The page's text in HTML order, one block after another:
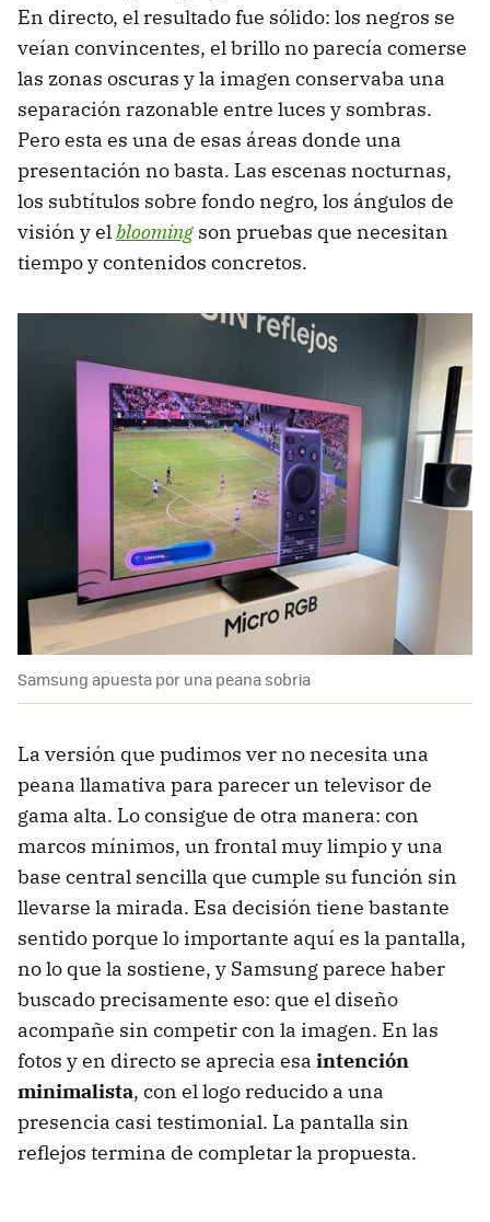
En directo, el resultado fue sólido: los negros se
veían convincentes, el brillo no parecía comerse
las zonas oscuras y la imagen conservaba una
separación razonable entre luces y sombras.
Pero esta es una de esas áreas donde una
presentación no basta. Las escenas nocturnas,
los subtítulos sobre fondo negro, los ángulos de
visión y elblooming son pruebas que necesitan
tiempo y contenidos concretos.
Samsung apuesta por una peana sobria
La versión que pudimos ver no necesita una
peana llamativa para parecer un televisor de
gama alta. Lo consigue de otra manera: con
marcos mínimos, un frontal muy limpio y una
base central sencilla que cumple su función sin
llevarse la mirada. Esa decisión tiene bastante
sentido porque lo importante aquí es la pantalla,
no lo que la sostiene, y Samsung parece haber
buscado precisamente eso: que el diseño
acompañe sin competir con la imagen. En las
fotos y en directo se aprecia esa intención
minimalista, con el logo reducido a una
presencia casi testimonial. La pantalla sin
reflejos termina de completar la propuesta.